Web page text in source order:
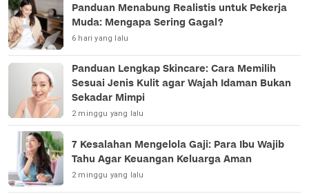
Panduan Menabung Realistis untuk Pekerja
Muda: Mengapa Sering Gagal?
6 hari yang lalu
Panduan Lengkap Skincare: Cara Memilih
Sesuai Jenis Kulit agar Wajah Idaman Bukan
Sekadar Mimpi
2 minggu yang lalu
7 Kesalahan Mengelola Gaji: Para Ibu Wajib
Tahu Agar Keuangan Keluarga Aman
2 minggu yang lalu